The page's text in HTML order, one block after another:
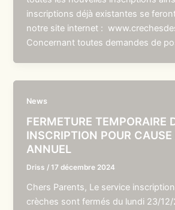
inscriptions déjà existantes se
notre site internet :
Concernant toutes demandes de
News
FERMETURE TEMPORAIRE
INSCRIPTION POUR CAUSE
ANNUEL
Driss /17 décembre 2024
Chers Parents, Le service
crèches sont fermés du lundi 23/